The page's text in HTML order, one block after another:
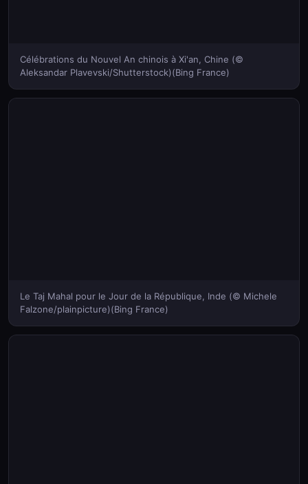
Célébrations du Nouvel An chinois à Xi'an, Chine (©
Aleksandar Plavevski/Shutterstock)(Bing France)
Le Taj Mahal pour le Jour de la République, Inde (© Michele
Falzone/plainpicture)(Bing France)